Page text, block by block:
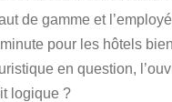
de gamme et
pour les hôtels
en question,
logique ?